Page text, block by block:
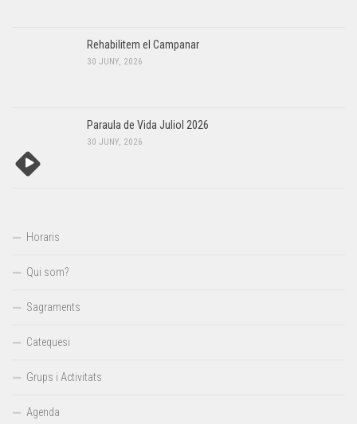
Rehabilitem el Campanar
30 JUNY, 2026
Paraula de Vida Juliol 2026
30 JUNY, 2026
Horaris
Qui som?
Sagraments
Catequesi
Grups i Activitats
Agenda